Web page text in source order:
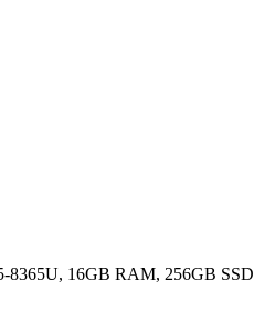
8365U, 16GB RAM, 256GB SSD